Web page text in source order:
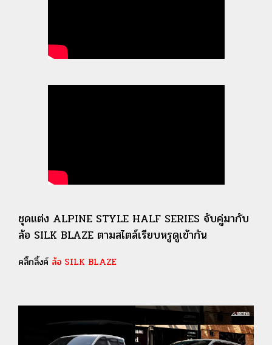
ชุดแต่ง ALPINE STYLE HALF SERIES จับคู่มากับ
ล้อ SILK BLAZE ตามสไตล์เรียบหรูดูเข้ากัน
คลิ๊กลิ้งค์ ล้อ SILK BLAZE